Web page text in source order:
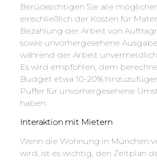
Berücksichtigen Sie alle
einschließlich der Kosten für
Bezahlung der Arbeit von
sowie unvorhergesehene
während der Arbeit
Es wird empfohlen, dem
Budget etwa 10-20%
Puffer für unvorhergesehene
haben.
Interaktion mit Mietern
Wenn die Wohnung in München
wird, ist es wichtig, den Zeitplan